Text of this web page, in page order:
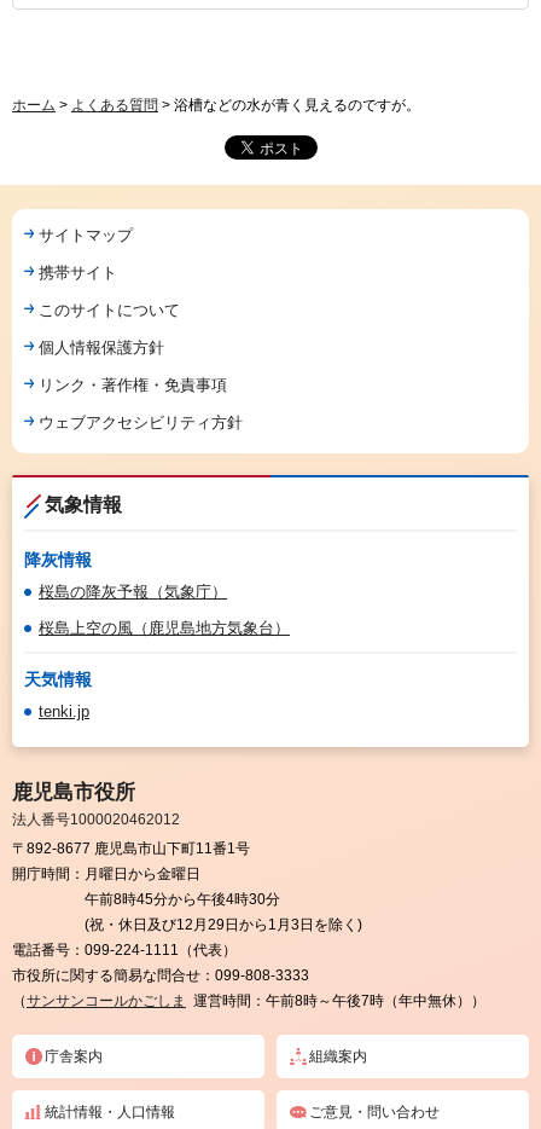
ホーム > よくある質問 > 浴槽などの水が青く見えるのですが。
サイトマップ
携帯サイト
このサイトについて
個人情報保護方針
リンク・著作権・免責事項
ウェブアクセシビリティ方針
気象情報
降灰情報
桜島の降灰予報（気象庁）
桜島上空の風（鹿児島地方気象台）
天気情報
tenki.jp
鹿児島市役所
法人番号1000020462012
〒892-8677 鹿児島市山下町11番1号
開庁時間： 月曜日から金曜日
午前8時45分から午後4時30分
(祝・休日及び12月29日から1月3日を除く)
電話番号： 099-224-1111（代表）
市役所に関する簡易な問合せ： 099-808-3333
（サンサンコールかごしま 運営時間：午前8時～午後7時（年中無休））
庁舎案内 組織案内
統計情報・人口情報 ご意見・問い合わせ